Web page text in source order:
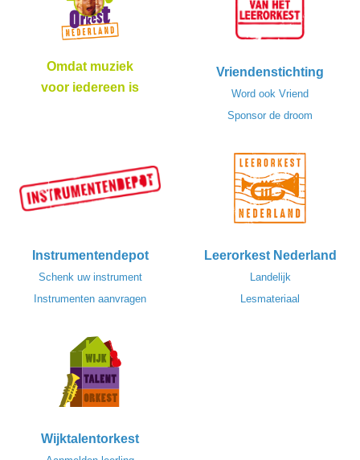
Omdat muziek
voor iedereen is
Vriendenstichting
Word ook Vriend
Sponsor de droom
Instrumentendepot
Schenk uw instrument
Instrumenten aanvragen
Leerorkest Nederland
Landelijk
Lesmateriaal
Wijktalentorkest